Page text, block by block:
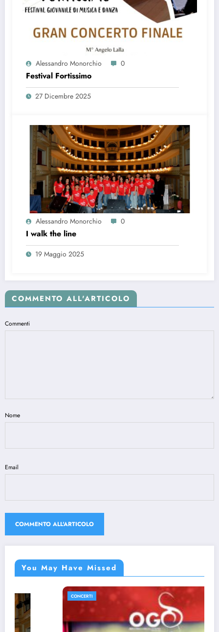
Alessandro Monorchio 0
Festival Fortissimo
27 Dicembre 2025
Alessandro Monorchio 0
I walk the line
19 Maggio 2025
COMMENTO ALL'ARTICOLO
Commenti
Nome
Email
You May Have Missed
CONCERTI